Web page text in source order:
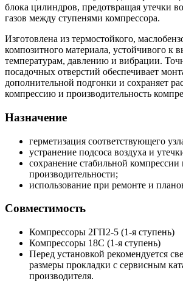
блока цилиндров, предотвращая утечки
газов между ступенями компрессора.
Изготовлена из термостойкого,
композитного материала, устойчивого к
температурам, давлению и вибрации.
посадочных отверстий обеспечивает
дополнительной подгонки и сохраняет
компрессию и производительность
Назначение
герметизация соответствующего
устранение подсоса воздуха и
сохранение стабильной компрессии
производительности;
использование при ремонте и
Совместимость
Компрессоры 2ГП2‑5 (1‑я ступень)
Компрессоры 18С (1‑я ступень)
Перед установкой рекомендуется
размеры прокладки с сервисным
производителя.